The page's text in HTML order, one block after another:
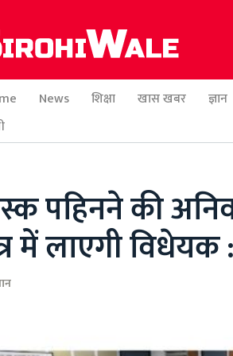
News शिक्षा खास खबर ज्ञान
पहिनने की
में लाएगी